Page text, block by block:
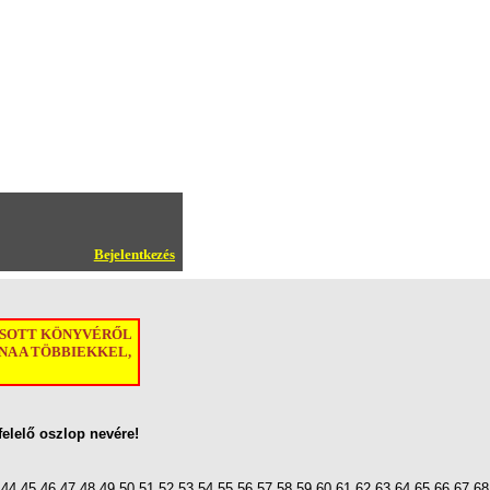
Bejelentkezés
KÖNYVÉRŐL
A TÖBBIEKKEL,
oszlop nevére!